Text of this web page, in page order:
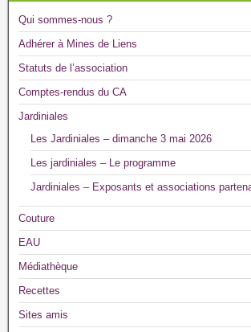
Qui sommes-nous ?
Adhérer à Mines de Liens
Statuts de l’association
Comptes-rendus du CA
Jardiniales
Les Jardiniales – dimanche 3 mai 2026
Les jardiniales – Le programme
Jardiniales – Exposants et associations
Couture
EAU
Médiathèque
Recettes
Sites amis